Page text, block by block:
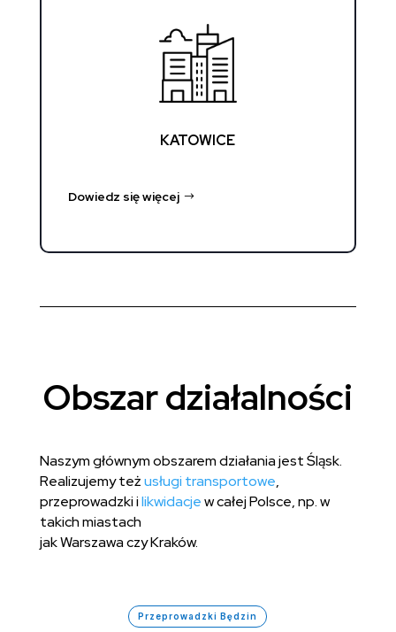
KATOWICE
Dowiedz się więcej
Obszar działalności
Naszym głównym obszarem działania jest Śląsk.
Realizujemy teżusługi transportowe,
przeprowadzki ilikwidacjew całej Polsce, np. w
takich miastach
jak Warszawa czy Kraków.
Przeprowadzki Będzin